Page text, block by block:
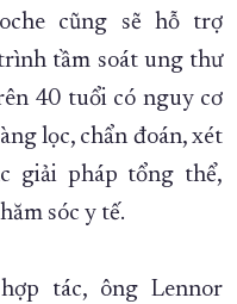
cũng sẽ hỗ trợ
tầm soát ung thư
40 tuổi có nguy cơ
lọc, chẩn đoán, xét
giải pháp tổng thể,
sóc y tế.
tác, ông Lennor